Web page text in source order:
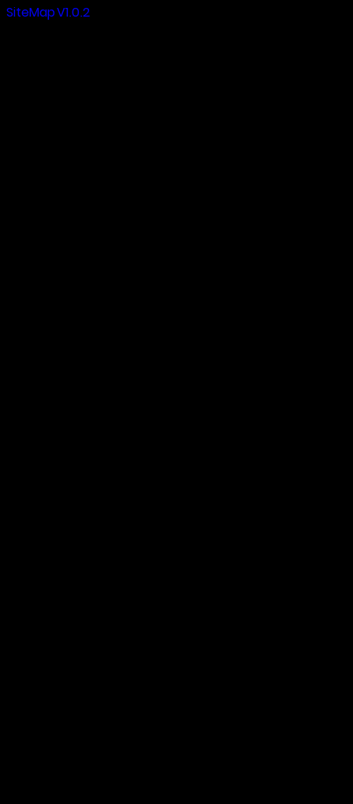
SiteMap V1.0.2